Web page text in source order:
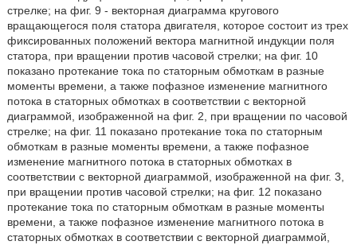
стрелке; на фиг. 9 - векторная диаграмма кругового
вращающегося поля статора двигателя, которое состоит из трех
фиксированных положений вектора магнитной индукции поля
статора, при вращении против часовой стрелки; на фиг. 10
показано протекание тока по статорным обмоткам в разные
моменты времени, а также пофазное изменение магнитного
потока в статорных обмотках в соответствии с векторной
диаграммой, изображенной на фиг. 2, при вращении по часовой
стрелке; на фиг. 11 показано протекание тока по статорным
обмоткам в разные моменты времени, а также пофазное
изменение магнитного потока в статорных обмотках в
соответствии с векторной диаграммой, изображенной на фиг. 3,
при вращении против часовой стрелки; на фиг. 12 показано
протекание тока по статорным обмоткам в разные моменты
времени, а также пофазное изменение магнитного потока в
статорных обмотках в соответствии с векторной диаграммой,